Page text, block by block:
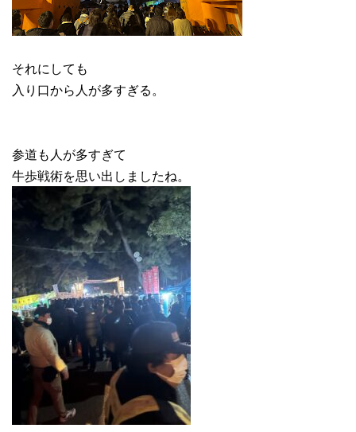
それにしても
入り口から人が多すぎる。
参道も人が多すぎて
牛歩戦術を思い出しましたね。